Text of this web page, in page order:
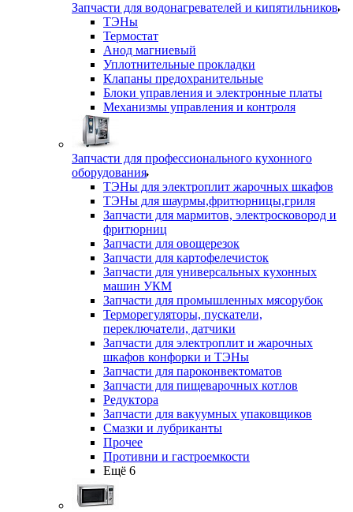
Запчасти для водонагревателей и кипятильников
ТЭНы
Термостат
Анод магниевый
Уплотнительные прокладки
Клапаны предохранительные
Блоки управления и электронные платы
Механизмы управления и контроля
Запчасти для профессионального кухонного
оборудования
ТЭНы для электроплит жарочных шкафов
ТЭНы для шаурмы,фритюрницы,гриля
Запчасти для мармитов, электросковород и
фритюрниц
Запчасти для овощерезок
Запчасти для картофелечисток
Запчасти для универсальных кухонных
машин УКМ
Запчасти для промышленных мясорубок
Терморегуляторы, пускатели,
переключатели, датчики
Запчасти для электроплит и жарочных
шкафов конфорки и ТЭНы
Запчасти для пароконвектоматов
Запчасти для пищеварочных котлов
Редуктора
Запчасти для вакуумных упаковщиков
Смазки и лубриканты
Прочее
Противни и гастроемкости
Ещё 6